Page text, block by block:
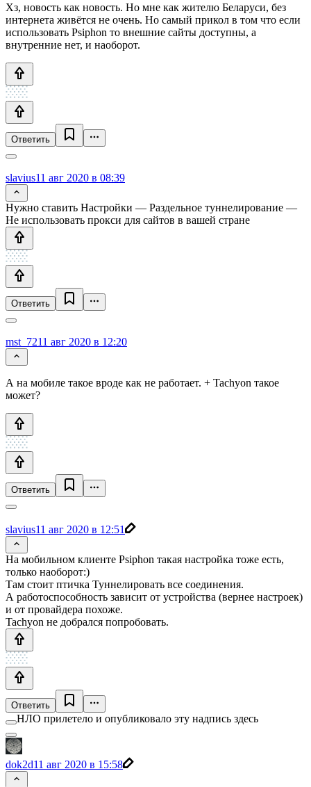
Хз, новость как новость. Но мне как жителю Беларуси, без
интернета живётся не очень. Но самый прикол в том что если
использовать Psiphon то внешние сайты доступны, а
внутренние нет, и наоборот.
Ответить
slavius11 авг 2020 в 08:39
Нужно ставить Настройки — Раздельное туннелирование —
Не использовать прокси для сайтов в вашей стране
Ответить
mst_7211 авг 2020 в 12:20
А на мобиле такое вроде как не работает. + Tachyon такое
может?
Ответить
slavius11 авг 2020 в 12:51
На мобильном клиенте Psiphon такая настройка тоже есть,
только наоборот:)
Там стоит птичка Туннелировать все соединения.
А работоспособность зависит от устройства (вернее настроек)
и от провайдера похоже.
Tachyon не добрался попробовать.
Ответить
НЛО прилетело и опубликовало эту надпись здесь
dok2d11 авг 2020 в 15:58